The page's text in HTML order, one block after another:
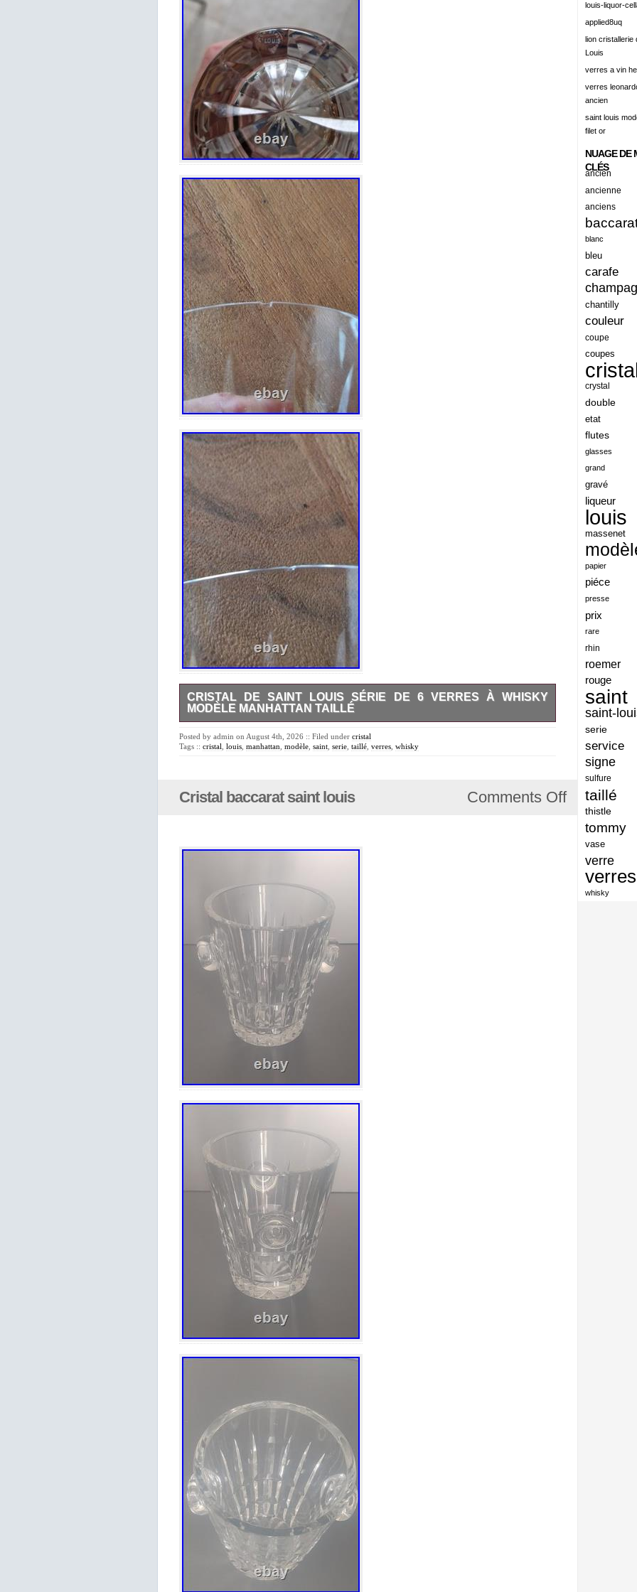
CRISTAL DE SAINT LOUIS SÉRIE DE 6 VERRES À WHISKY
MODÈLE MANHATTAN TAILLÉ
sont en parfait état, 2 ont d’infimes éclats au buvant (voir photos).
Posted by admin on August 4th, 2026 :: Filed under cristal
Tags :: cristal louis manhattan modèle saint serie taillé verres whisky
Cristal baccarat saint louis Comments Off
alisation
amazing
america
amiante
ancien
ancienes
ancienne
anciennes
anciens
ancient
anecdotes
angeles
angoul
animaux
antique
antiquite
apollo
applaudis
arch
architecture
ariel
armonica
arta
artisanat
arts
assiette
assiettes
atelier
atsunobu
authentique
aventures
baccarat
louis-liquor-
applied8uq
lion cristallerie
Louis
verres a vin
verres
ancien
saint louis
filet or
NUAGE DE
CLÉS
ancien
ancienne
anciens
blanc
bleu
carafe
chantilly
couleur
coupe
coupes
crystal
double
etat
flutes
glasses
grand
gravé
liqueur
louis
massenet
papier
piéce
presse
prix
rare
rhin
roemer
rouge
saint
saint-
serie
service
signe
sulfure
taillé
thistle
tommy
vase
verre
verres
whisky